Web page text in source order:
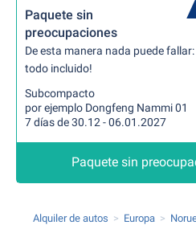
Paquete sin
preocupaciones
De esta manera nada puede
todo incluido!
Subcompacto
por ejemplo Dongfeng Nammi 01
7 días de 30.12 - 06.01.2027
Paquete sin
Alquiler de autos Europa